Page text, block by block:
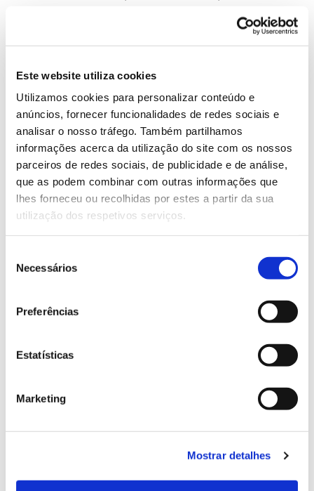
Este website utiliza cookies
Utilizamos cookies para personalizar conteúdo e
anúncios, fornecer funcionalidades de redes sociais e
analisar o nosso tráfego. Também partilhamos
informações acerca da utilização do site com os nossos
parceiros de redes sociais, de publicidade e de análise,
que as podem combinar com outras informações que
lhes forneceu ou recolhidas por estes a partir da sua
utilização dos respetivos serviços.
Necessários
Preferências
Estatísticas
Marketing
Mostrar detalhes
Saiba mais sobre a atividade e as
inscrições em “Histórias que as árvores
contam”
Genoma do priolo e de outras espécies em risco:
conhecer para conservar
cidadãos chamados a ajudar
Natureza e florestas procuram jovens voluntários